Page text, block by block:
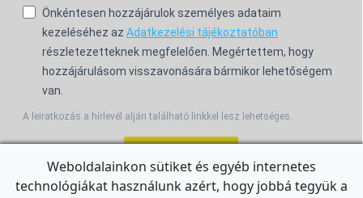
Önkéntesen hozzájárulok személyes adataim
kezeléséhez az Adatkezelési tájékoztatóban
részletezetteknek megfelelően. Megértettem, hogy
hozzájárulásom visszavonására bármikor lehetőségem
van.
A leiratkozás a hírlevél alján található linkkel lesz lehetséges.
Weboldalainkon sütiket és egyéb internetes
technológiákat használunk azért, hogy jobbá tegyük a